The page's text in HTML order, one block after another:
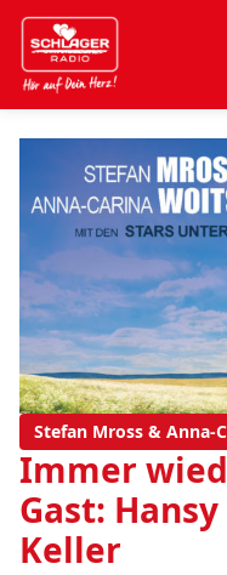
Stefan Mross & Anna-
Immer
Gast:
Keller